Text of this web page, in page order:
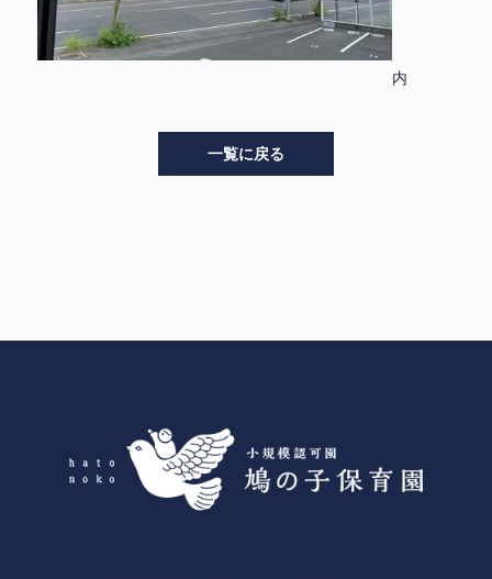
内
>
一覧に戻る